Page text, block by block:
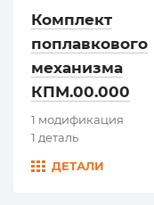
Комплект
поплавкового
механизма
КПМ.00.000
1 модификация
1 деталь
ДЕТАЛИ